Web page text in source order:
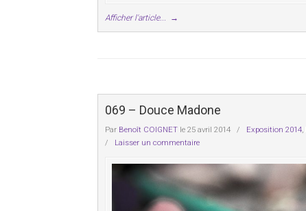
Afficher l'article... →
069 – Douce Madone
Par Benoît COIGNET le 25 avril 2014 / Exposition 2014,
/ Laisser un commentaire